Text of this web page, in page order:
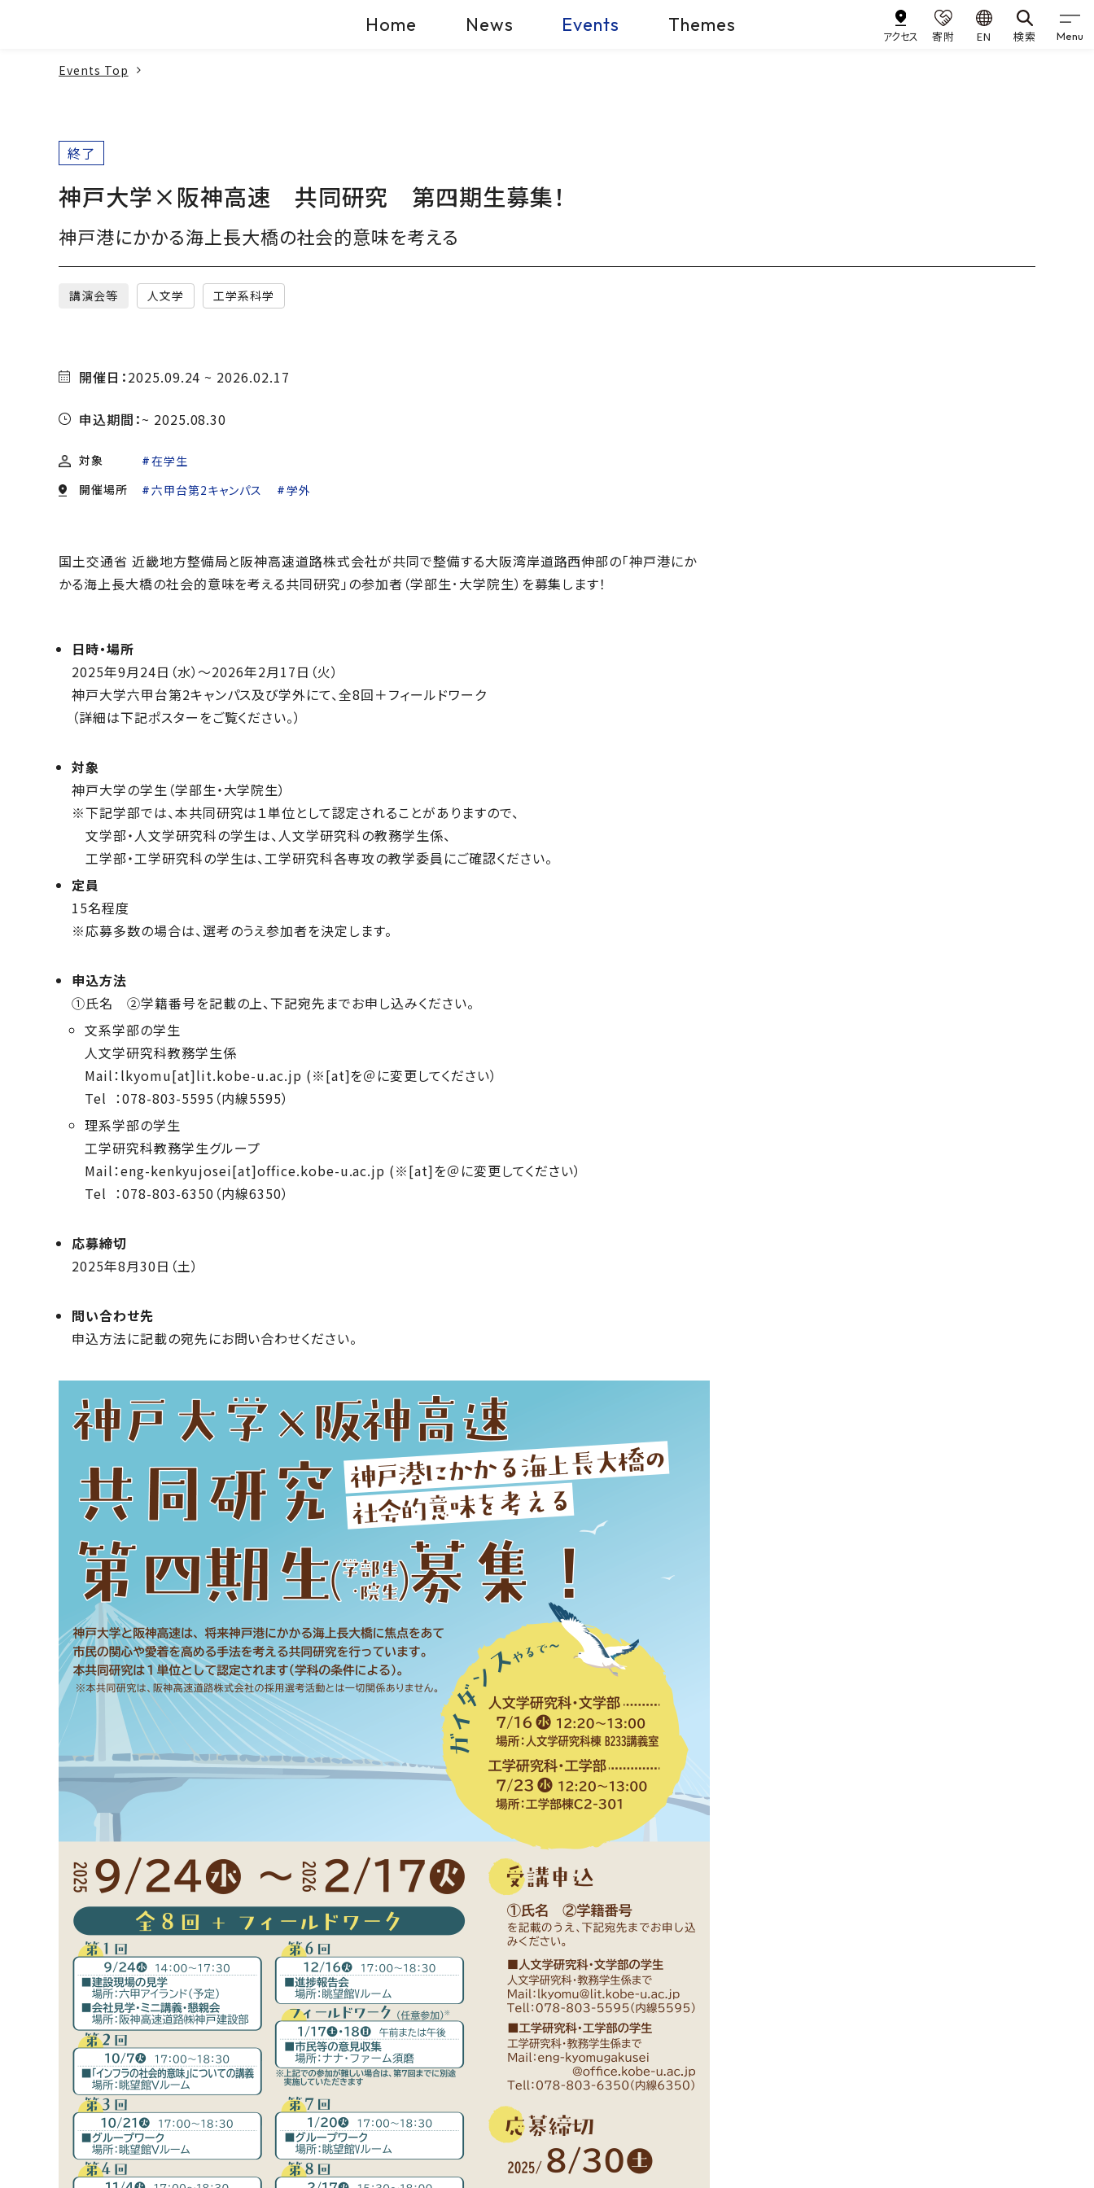
Home News Events Themes
アクセス 寄附 EN 検索 Menu
Events Top
終了
神戸大学×阪神高速 共同研究 第四期生募集！
神戸港にかかる海上長大橋の社会的意味を考える
講演会等 人文学 工学系科学
開催日：2025.09.24 ~ 2026.02.17
申込期間：~ 2025.08.30
対象
在学生
開催場所
六甲台第2キャンパス 学外
国土交通省 近畿地方整備局と阪神高速道路株式会社が共同で整備する大阪湾岸道路西伸部の「神戸港にか
かる海上長大橋の社会的意味を考える共同研究」の参加者（学部生･大学院生）を募集します！
日時・場所
2025年9月24日（水）～2026年2月17日（火）
神戸大学六甲台第2キャンパス及び学外にて、全8回＋フィールドワーク
（詳細は下記ポスターをご覧ください。）
対象
神戸大学の学生（学部生・大学院生）
※下記学部では、本共同研究は１単位として認定されることがありますので、
文学部・人文学研究科の学生は、人文学研究科の教務学生係、
工学部・工学研究科の学生は、工学研究科各専攻の教学委員にご確認ください。
定員
15名程度
※応募多数の場合は、選考のうえ参加者を決定します。
申込方法
①氏名 ②学籍番号を記載の上、下記宛先までお申し込みください。
文系学部の学生
人文学研究科教務学生係
Mail：lkyomu[at]lit.kobe-u.ac.jp (※[at]を＠に変更してください）
Tel ：078-803-5595（内線5595）
理系学部の学生
工学研究科教務学生グループ
Mail：eng-kenkyujosei[at]office.kobe-u.ac.jp (※[at]を＠に変更してください）
Tel ：078-803-6350（内線6350）
応募締切
2025年8月30日（土）
問い合わせ先
申込方法に記載の宛先にお問い合わせください。